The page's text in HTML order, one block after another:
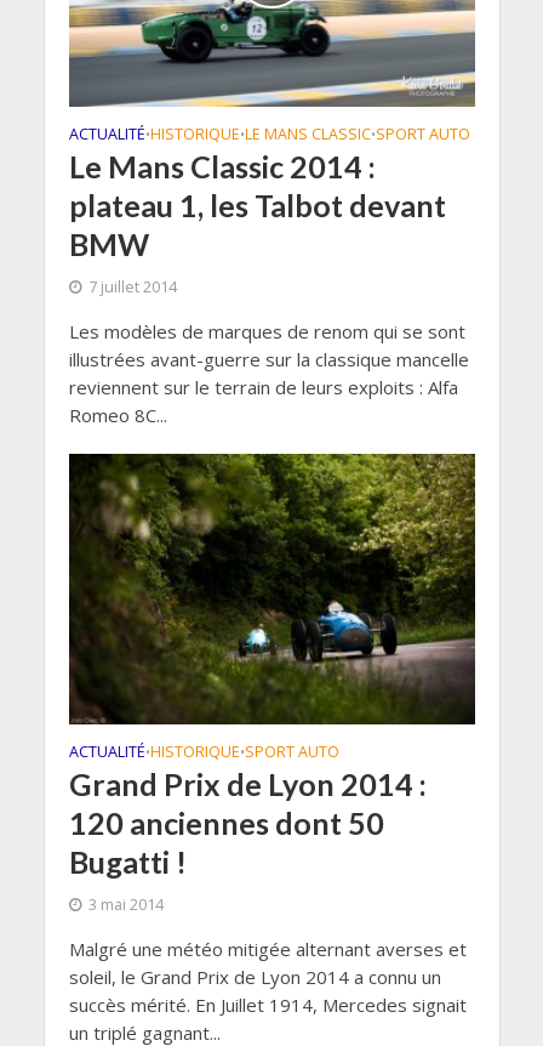
ACTUALITÉ•HISTORIQUE•LE MANS CLASSIC•SPORT AUTO
Le Mans Classic 2014 :
plateau 1, les Talbot devant
BMW
7 juillet 2014
Les modèles de marques de renom qui se sont
illustrées avant-guerre sur la classique mancelle
reviennent sur le terrain de leurs exploits : Alfa
Romeo 8C...
ACTUALITÉ•HISTORIQUE•SPORT AUTO
Grand Prix de Lyon 2014 :
120 anciennes dont 50
Bugatti !
3 mai 2014
Malgré une météo mitigée alternant averses et
soleil, le Grand Prix de Lyon 2014 a connu un
succès mérité. En Juillet 1914, Mercedes signait
un triplé gagnant...